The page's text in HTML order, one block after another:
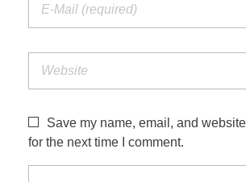
Save my name, email, and
for the next time I comment.